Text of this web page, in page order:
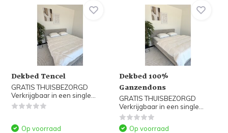
Dekbed Tencel
GRATIS THUISBEZORGD
Verkrijgbaar in een single...
Op voorraad
Dekbed 100%
Ganzendons
GRATIS THUISBEZORGD
Verkrijgbaar in een single...
Op voorraad